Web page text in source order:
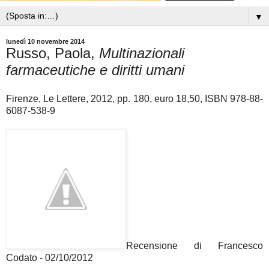
▼
lunedì 10 novembre 2014
Russo, Paola, Multinazionali
farmaceutiche e diritti umani
Firenze, Le Lettere, 2012, pp. 180, euro 18,50, ISBN 978-88-
6087-538-9
Recensione di Francesco
Codato - 02/10/2012